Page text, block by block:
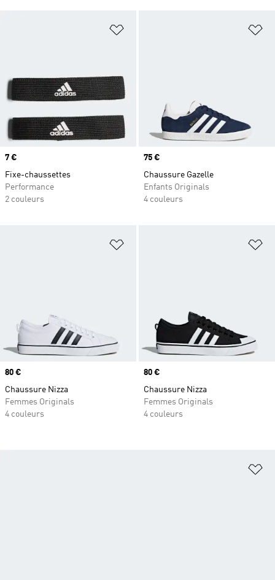
Ajouter à la Liste de produits
Prix
7 €
Fixe-chaussettes
Performance
2 couleurs
Prix
75 €
Chaussure Gazelle
Enfants Originals
4 couleurs
Ajouter à la Liste de produits
Prix
80 €
Chaussure Nizza
Femmes Originals
4 couleurs
Prix
80 €
Chaussure Nizza
Femmes Originals
4 couleurs